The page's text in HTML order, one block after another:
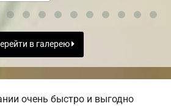
в галерею
очень быстро и выгодно